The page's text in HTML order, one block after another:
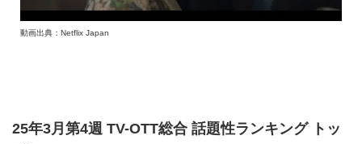
動画出典：Netflix Japan
25年3月第4週 TV-OTT総合 話題性ランキング トッ